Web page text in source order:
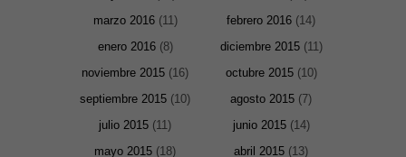
marzo 2016(11) febrero 2016 (14)
enero 2016(8) diciembre 2015(11)
noviembre 2015 (16) octubre 2015(10)
septiembre 2015 (10) agosto 2015 (7)
julio 2015 (11) junio 2015(14)
mayo 2015 (18) abril 2015 (13)
Experiencia
Para que
funcione lo
mejor posible
durante tu
visita. Si
rechaza estas